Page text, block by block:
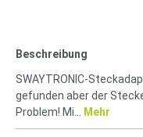
Beschreibung
SWAYTRONIC-
gefunden aber der
Problem! Mi…
Mehr